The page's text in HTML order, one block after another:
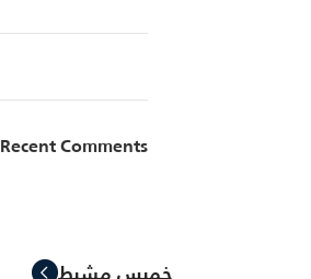
HP Envy 34
Recent Comments